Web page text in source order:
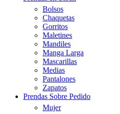
Bolsos
Chaquetas
Gorritos
Maletines
Mandiles
Manga Larga
Mascarillas
Medias
Pantalones
Zapatos
Prendas Sobre Pedido
Mujer